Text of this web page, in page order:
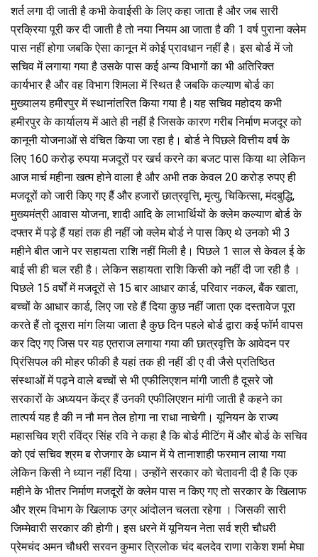
शर्त लगा दी जाती है कभी केवाईसी के लिए कहा जाता है और जब सारी
प्रक्रिया पूरी कर दी जाती है तो नया नियम आ जाता है की 1 वर्ष पुराना क्लेम
पास नहीं होगा जबकि ऐसा कानून में कोई प्रावधान नहीं है। इस बोर्ड में जो
सचिव में लगाया गया है उसके पास कई अन्य विभागों का भी अतिरिक्त
कार्यभार है और वह विभाग शिमला में स्थित है जबकि कल्याण बोर्ड का
मुख्यालय हमीरपुर में स्थानांतरित किया गया है।यह सचिव महोदय कभी
हमीरपुर के कार्यालय में आते ही नहीं है जिसके कारण गरीब निर्माण मजदूर को
कानूनी योजनाओं से वंचित किया जा रहा है। बोर्ड ने पिछले वित्तीय वर्ष के
लिए 160 करोड़ रुपया मजदूरों पर खर्च करने का बजट पास किया था लेकिन
आज मार्च महीना खत्म होने वाला है और अभी तक केवल 20 करोड़ रुपए ही
मजदूरों को जारी किए गए हैं और हजारों छात्रवृत्ति, मृत्यु, चिकित्सा, मंदबुद्धि,
मुख्यमंत्री आवास योजना, शादी आदि के लाभार्थियों के क्लेम कल्याण बोर्ड के
दफ्तर में पड़े हैं यहां तक ही नहीं जो क्लेम बोर्ड ने पास किए थे उनको भी 3
महीने बीत जाने पर सहायता राशि नहीं मिली है। पिछले 1 साल से केवल ई के
बाई सी ही चल रही है। लेकिन सहायता राशि किसी को नहीं दी जा रही है ।
पिछले 15 वर्षों में मजदूरों से 15 बार आधार कार्ड, परिवार नकल, बैंक खाता,
बच्चों के आधार कार्ड, लिए जा रहे हैं दिया कुछ नहीं जाता एक दस्तावेज पूरा
करते हैं तो दूसरा मांग लिया जाता है कुछ दिन पहले बोर्ड द्वारा कई फॉर्म वापस
कर दिए गए जिस पर यह एतराज लगाया गया की छात्रवृत्ति के आवेदन पर
प्रिंसिपल की मोहर फीकी है यहां तक ही नहीं डी ए वी जैसे प्रतिष्ठित
संस्थाओं में पढ़ने वाले बच्चों से भी एफीलिएशन मांगी जाती है दूसरे जो
सरकारों के अध्ययन केंद्र हैं उनकी एफीलिएशन मांगी जाती है कहने का
तात्पर्य यह है की न नौ मन तेल होगा ना राधा नाचेगी। यूनियन के राज्य
महासचिव श्री रविंद्र सिंह रवि ने कहा है कि बोर्ड मीटिंग में और बोर्ड के सचिव
को एवं सचिव श्रम ब रोजगार के ध्यान में ये तानाशाही फरमान लाया गया
लेकिन किसी ने ध्यान नहीं दिया। उन्होंने सरकार को चेतावनी दी है कि एक
महीने के भीतर निर्माण मजदूरों के क्लेम पास न किए गए तो सरकार के खिलाफ
और श्रम विभाग के खिलाफ उग्र आंदोलन चलता रहेगा । जिसकी सारी
जिम्मेवारी सरकार की होगी। इस धरने में यूनियन नेता सर्व श्री चौधरी
प्रेमचंद अमन चौधरी सरवन कुमार त्रिलोक चंद बलदेव राणा राकेश शर्मा मेघा